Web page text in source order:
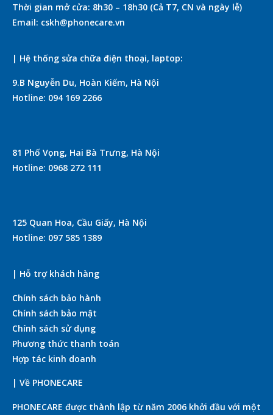
Thời gian mở cửa: 8h30 – 18h30 (Cả T7, CN và ngày lễ)
Email: cskh@phonecare.vn
| Hệ thống sửa chữa điện thoại, laptop:
9.B Nguyễn Du, Hoàn Kiếm, Hà Nội
Hotline: 094 169 2266
81 Phố Vọng, Hai Bà Trưng, Hà Nội
Hotline: 0968 272 111
125 Quan Hoa, Cầu Giấy, Hà Nội
Hotline: 097 585 1389
| Hỗ trợ khách hàng
Chính sách bảo hành
Chính sách bảo mật
Chính sách sử dụng
Phương thức thanh toán
Hợp tác kinh doanh
| Về PHONECARE
PHONECARE được thành lập từ năm 2006 khởi đầu với một